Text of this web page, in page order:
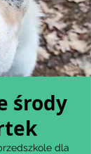
środy
dla